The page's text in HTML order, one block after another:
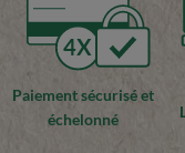
4X
Paiement sécurisé et
échelonné